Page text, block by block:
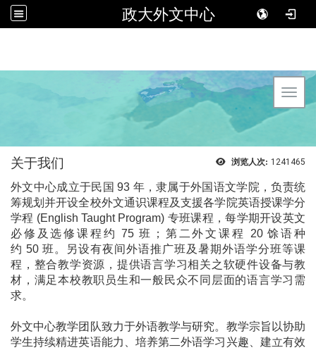
政大外文中心
浏览人次: 1241465
关于我们
外文中心成立于民国93 年，隶属于外国语文学院，负责统
筹规划并开设全校外文通识课程及支援各学院英语授课学分
学程 (English Taught Program) 专班课程，每学期开设英文
必修及选修课程约75班；第二外文课程 20馀语种
约 50 班。另设有夜间外语推广班及暑期外语学分班等课
程，整合教学资源，提供语言学习相关之软硬件设备与教
材，满足本校教职员生和一般民众不同层面的语言学习需
求。
外文中心教学团队致力于外语教学与研究。教学宗旨以协助
学生持续精进英语能力、培养第二外语学习兴趣、建立有效